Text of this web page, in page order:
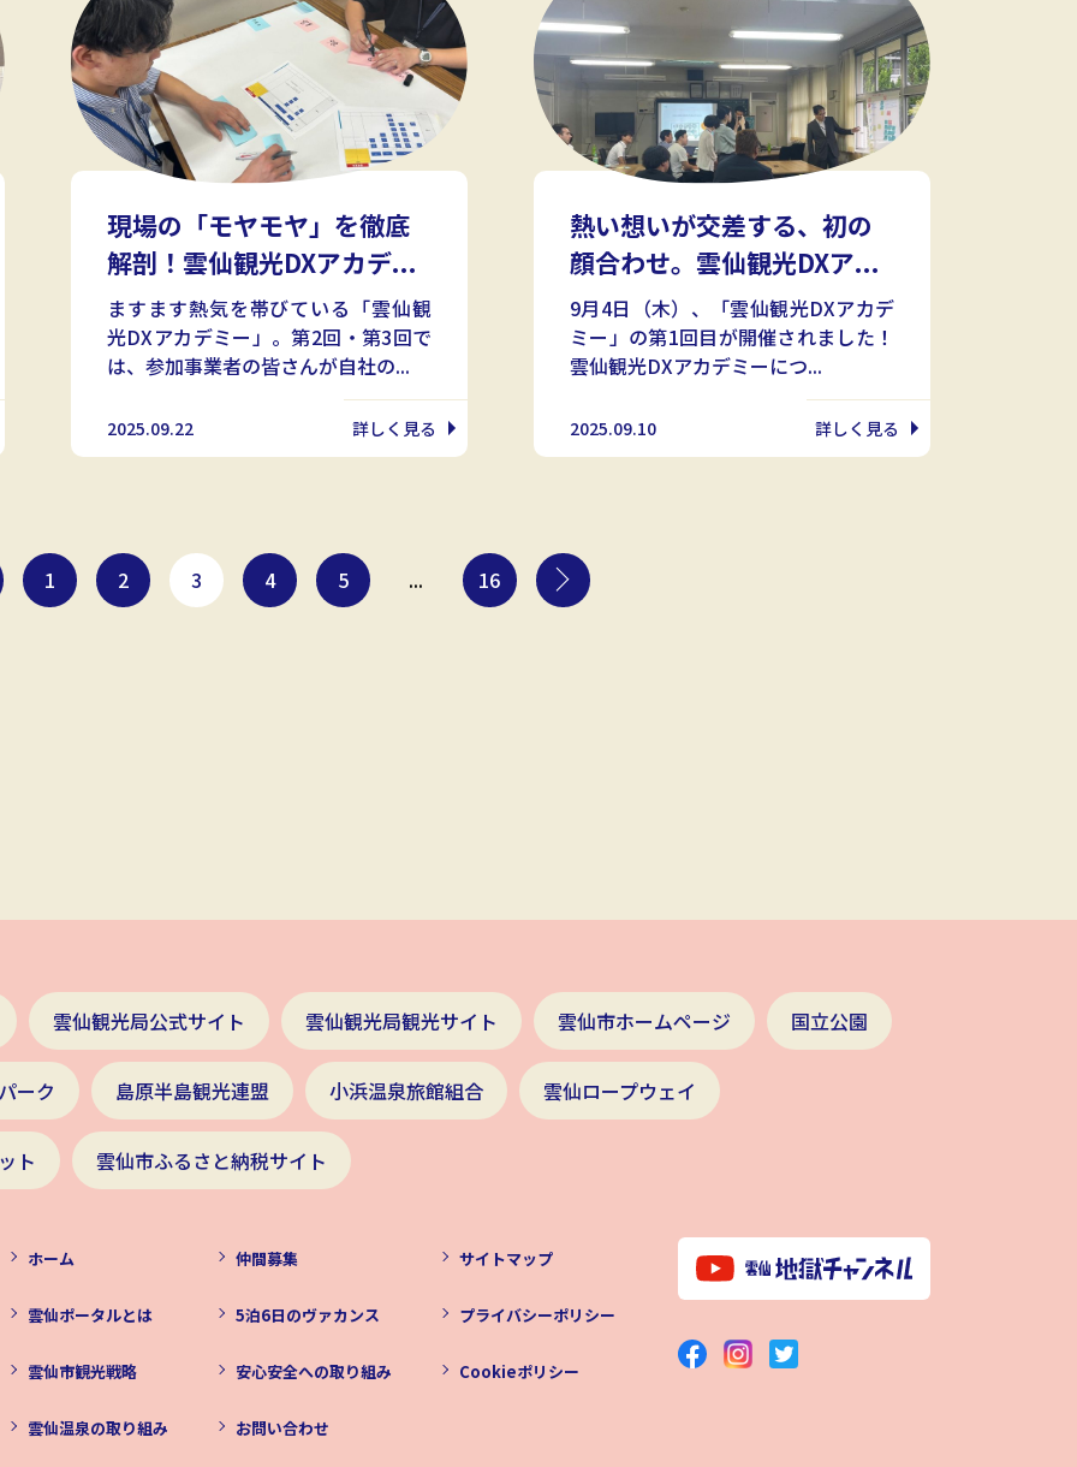
現場の「モヤモヤ」を徹底
解剖！雲仙観光DXアカデ...
ますます熱気を帯びている「雲仙観
光DXアカデミー」。第2回・第3回で
は、参加事業者の皆さんが自社の...
2025.09.22 詳しく見る
熱い想いが交差する、初の
顔合わせ。雲仙観光DXア...
9月4日（木）、「雲仙観光DXアカデ
ミー」の第1回目が開催されました！
雲仙観光DXアカデミーにつ...
2025.09.10 詳しく見る
1 2 3 4 5 ... 16
雲仙観光局公式サイト 雲仙観光局観光サイト 雲仙市ホームページ 国立公園
ーク 島原半島観光連盟 小浜温泉旅館組合 雲仙ロープウェイ
ト 雲仙市ふるさと納税サイト
ホーム
雲仙ポータルとは
雲仙市観光戦略
雲仙温泉の取り組み
仲間募集
5泊6日のヴァカンス
安心安全への取り組み
お問い合わせ
サイトマップ
プライバシーポリシー
Cookieポリシー